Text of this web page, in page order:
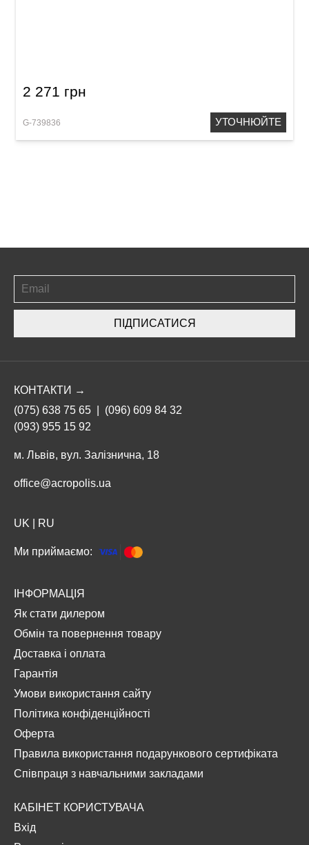
2 271 грн
G-739836 УТОЧНЮЙТЕ
ПІДПИСАТИСЯ
КОНТАКТИ →
(075) 638 75 65
(096) 609 84 32
(093) 955 15 92
м. Львів, вул. Залізнична, 18
office@acropolis.ua
UK RU
Ми приймаємо:
ІНФОРМАЦІЯ
Як стати дилером
Обмін та повернення товару
Доставка і оплата
Гарантія
Умови використання сайту
Політика конфіденційності
Оферта
Правила використання подарункового сертифіката
Співпраця з навчальними закладами
КАБІНЕТ КОРИСТУВАЧА
Вхід